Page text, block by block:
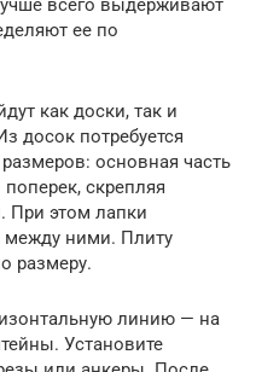
всего выдерживают
ее по
как доски, так и
досок потребуется
основная часть
скрепляя
При этом лапки
между ними. Плиту
размеру.
линию — на
Установите